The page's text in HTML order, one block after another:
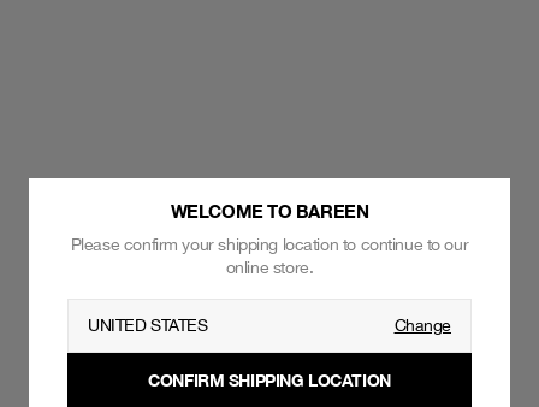
WELCOME TO BAREEN
Please confirm your shipping location to continue to our
online store.
UNITED STATES Change
CONFIRM SHIPPING LOCATION